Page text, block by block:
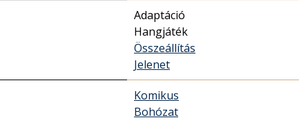
Adaptáció
Hangjáték
Összeállítás
Jelenet
Komikus
Bohózat